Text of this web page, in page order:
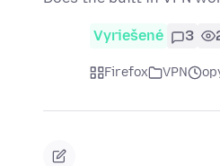
Vyriešené 3
Firefox VPN